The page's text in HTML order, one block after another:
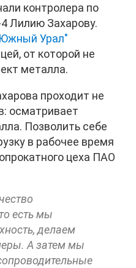
контролера по
Лилию Захарову.
Урал"
от которой не
металла.
проходит не
осматривает
Позволить себе
в рабочее время
цеха ПАО
есть мы
делаем
А затем мы